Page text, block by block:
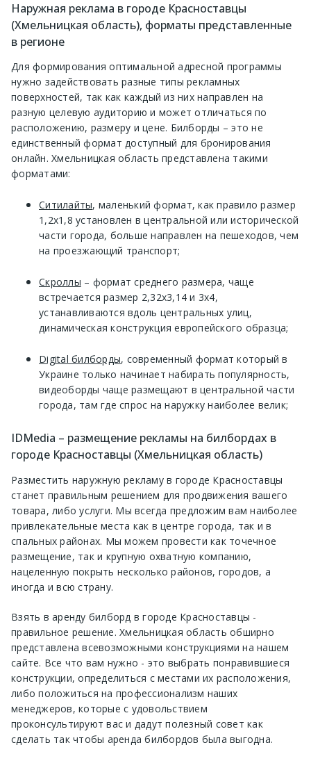
Наружная реклама в городе Красноставцы
(Хмельницкая область), форматы представленные
в регионе
Для формирования оптимальной адресной программы
нужно задействовать разные типы рекламных
поверхностей, так как каждый из них направлен на
разную целевую аудиторию и может отличаться по
расположению, размеру и цене. Билборды – это не
единственный формат доступный для бронирования
онлайн. Хмельницкая область представлена такими
форматами:
Ситилайты, маленький формат, как правило размер
1,2х1,8 установлен в центральной или исторической
части города, больше направлен на пешеходов, чем
на проезжающий транспорт;
Скроллы – формат среднего размера, чаще
встречается размер 2,32х3,14 и 3х4,
устанавливаются вдоль центральных улиц,
динамическая конструкция европейского образца;
Digital билборды, современный формат который в
Украине только начинает набирать популярность,
видеоборды чаще размещают в центральной части
города, там где спрос на наружку наиболее велик;
IDMedia – размещение рекламы на билбордах в
городе Красноставцы (Хмельницкая область)
Разместить наружную рекламу в городе Красноставцы
станет правильным решением для продвижения вашего
товара, либо услуги. Мы всегда предложим вам наиболее
привлекательные места как в центре города, так и в
спальных районах. Мы можем провести как точечное
размещение, так и крупную охватную компанию,
нацеленную покрыть несколько районов, городов, а
иногда и всю страну.
Взять в аренду билборд в городе Красноставцы -
правильное решение. Хмельницкая область обширно
представлена всевозможными конструкциями на нашем
сайте. Все что вам нужно - это выбрать понравившиеся
конструкции, определиться с местами их расположения,
либо положиться на профессионализм наших
менеджеров, которые с удовольствием
проконсультируют вас и дадут полезный совет как
сделать так чтобы аренда билбордов была выгодна.